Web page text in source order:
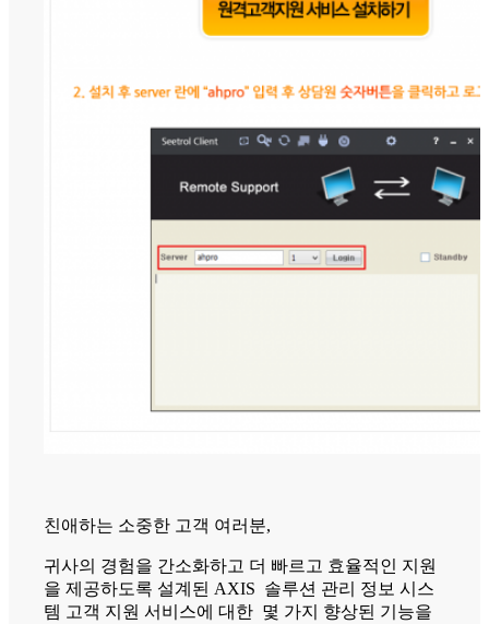
친애하는 소중한 고객 여러분,
귀사의 경험을 간소화하고 더 빠르고 효율적인 지원
을 제공하도록 설계된 AXIS 솔루션 관리 정보 시스
템 고객 지원 서비스에 대한 몇 가지 향상된 기능을